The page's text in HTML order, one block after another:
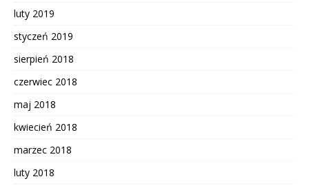
luty 2019
styczeń 2019
sierpień 2018
czerwiec 2018
maj 2018
kwiecień 2018
marzec 2018
luty 2018